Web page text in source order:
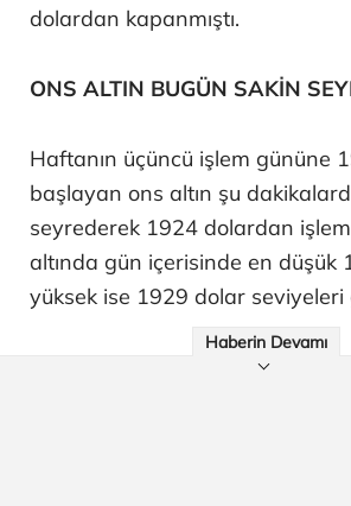
dolardan kapanmıştı.
ONS ALTIN BUGÜN SAKİN
Haftanın üçüncü işlem gününe
başlayan ons altın şu
seyrederek 1924 dolardan
altında gün içerisinde en düşük
yüksek ise 1929 dolar seviyeleri
Haberin Devamı